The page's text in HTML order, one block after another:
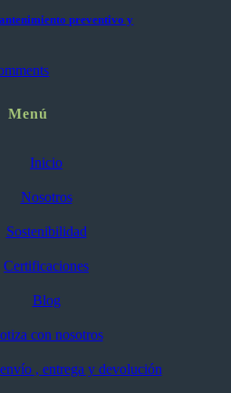
preventivo y
Menú
Inicio
Nosotros
Sostenibilidad
Certificaciones
Blog
con nosotros
, entrega y devolución